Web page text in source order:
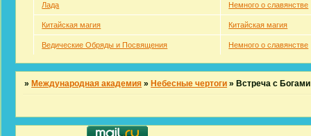
Лада Немного о славянстве
Китайская магия Китайская магия
Ведические Обряды и Посвящения Немного о славянстве
» Международная академия » Небесные чертоги » Встреча с